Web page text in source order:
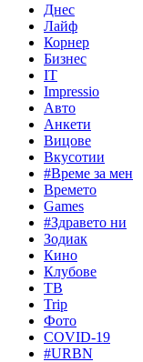
Днес
Лайф
Корнер
Бизнес
IT
Impressio
Авто
Анкети
Вицове
Вкусотии
#Време за мен
Времето
Games
#Здравето ни
Зодиак
Кино
Клубове
ТВ
Trip
Фото
COVID-19
#URBN